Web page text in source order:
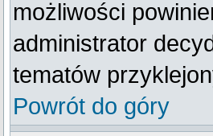
możliwości
administrator
tematów
Powrót do góry